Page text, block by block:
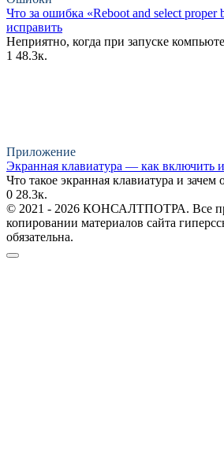
Что за ошибка «Reboot and select proper
исправить
Неприятно, когда при запуске
1 48.3к.
Приложение
Экранная клавиатура — как включить
Что такое экранная клавиатура и зачем
0 28.3к.
© 2021 - 2026 КОНСАЛТПОТРА. Все
копировании материалов сайта
обязательна.